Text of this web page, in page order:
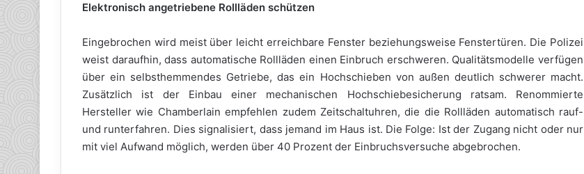
Elektronisch angetriebene Rollläden schützen
Eingebrochen wird meist über leicht erreichbare Fenster beziehungsweise Fenstertüren. Die Polizei
weist daraufhin, dass automatische Rollläden einen Einbruch erschweren. Qualitätsmodelle verfügen
über ein selbsthemmendes Getriebe, das ein Hochschieben von außen deutlich schwerer macht.
Zusätzlich ist der Einbau einer mechanischen Hochschiebesicherung ratsam. Renommierte
Hersteller wie Chamberlain empfehlen zudem Zeitschaltuhren, die die Rollläden automatisch rauf-
und runterfahren. Dies signalisiert, dass jemand im Haus ist. Die Folge: Ist der Zugang nicht oder nur
mit viel Aufwand möglich, werden über 40 Prozent der Einbruchsversuche abgebrochen.